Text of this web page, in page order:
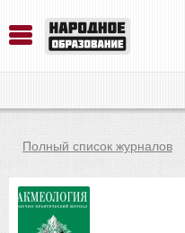
Полный список журналов